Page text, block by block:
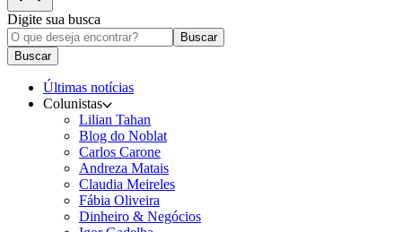
Digite sua busca
Buscar
Buscar
Últimas notícias
Colunistas
Lilian Tahan
Blog do Noblat
Carlos Carone
Andreza Matais
Claudia Meireles
Fábia Oliveira
Dinheiro & Negócios